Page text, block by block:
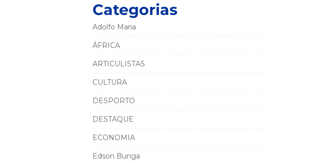
Categorias
Adolfo Maria
ÁFRICA
ARTICULISTAS
CULTURA
DESPORTO
DESTAQUE
ECONOMIA
Edson Bunga